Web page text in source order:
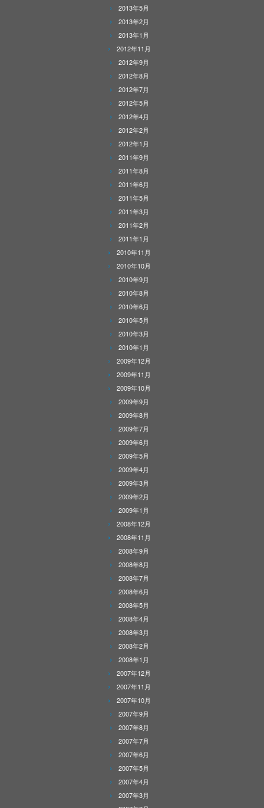
2013年5月
2013年2月
2013年1月
2012年11月
2012年9月
2012年8月
2012年7月
2012年5月
2012年4月
2012年2月
2012年1月
2011年9月
2011年8月
2011年6月
2011年5月
2011年3月
2011年2月
2011年1月
2010年11月
2010年10月
2010年9月
2010年8月
2010年6月
2010年5月
2010年3月
2010年1月
2009年12月
2009年11月
2009年10月
2009年9月
2009年8月
2009年7月
2009年6月
2009年5月
2009年4月
2009年3月
2009年2月
2009年1月
2008年12月
2008年11月
2008年9月
2008年8月
2008年7月
2008年6月
2008年5月
2008年4月
2008年3月
2008年2月
2008年1月
2007年12月
2007年11月
2007年10月
2007年9月
2007年8月
2007年7月
2007年6月
2007年5月
2007年4月
2007年3月